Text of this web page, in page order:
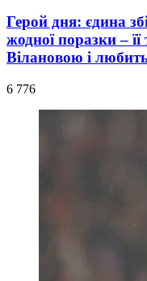
Герой дня: єдина
жодної поразки – її
Вілановою і
6 776